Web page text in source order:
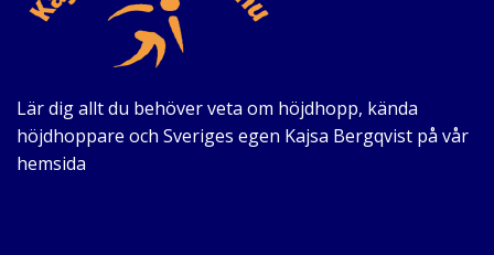
Lär dig allt du behöver veta om höjdhopp, kända
höjdhoppare och Sveriges egen Kajsa Bergqvist på vår
hemsida